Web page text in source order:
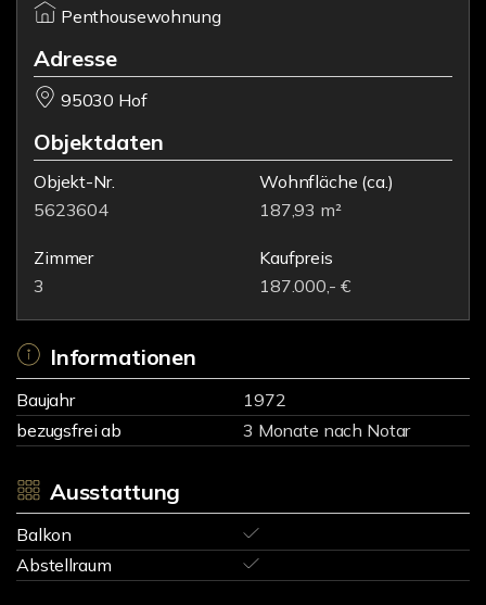
Penthousewohnung
Adresse
95030 Hof
Objektdaten
Objekt-Nr.
5623604
Wohnfläche (ca.)
187,93 m²
Zimmer
3
Kaufpreis
187.000,- €
Informationen
Baujahr
1972
bezugsfrei ab
3 Monate nach Notar
Ausstattung
Balkon
Abstellraum